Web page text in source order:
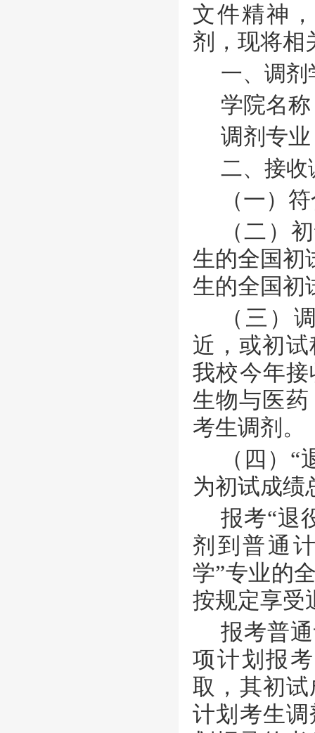
文件精神
剂，现将相
一、调剂
学院名
调剂专
二、接收
（一）
（二）
生的全国初
生的全国初
（三）
近，或初
我校今年
生物与医
考生调剂。
（四） “
为初试成绩
报考“退
剂到普通
学”专业的
按规定享受
报考普
项计划报
取，其初
计划考生